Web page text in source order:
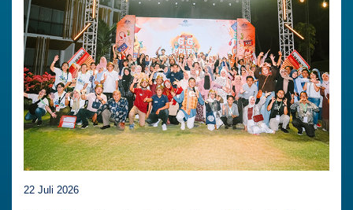
22 Juli 2026